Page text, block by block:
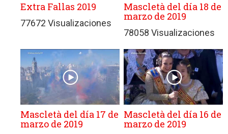
Extra Fallas 2019
77672 Visualizaciones
Mascletà del día 18 de
marzo de 2019
78058 Visualizaciones
Mascletà del día 17 de
marzo de 2019
Mascletà del día 16 de
marzo de 2019